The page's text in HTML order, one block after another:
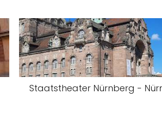
Staatstheater Nürnberg -